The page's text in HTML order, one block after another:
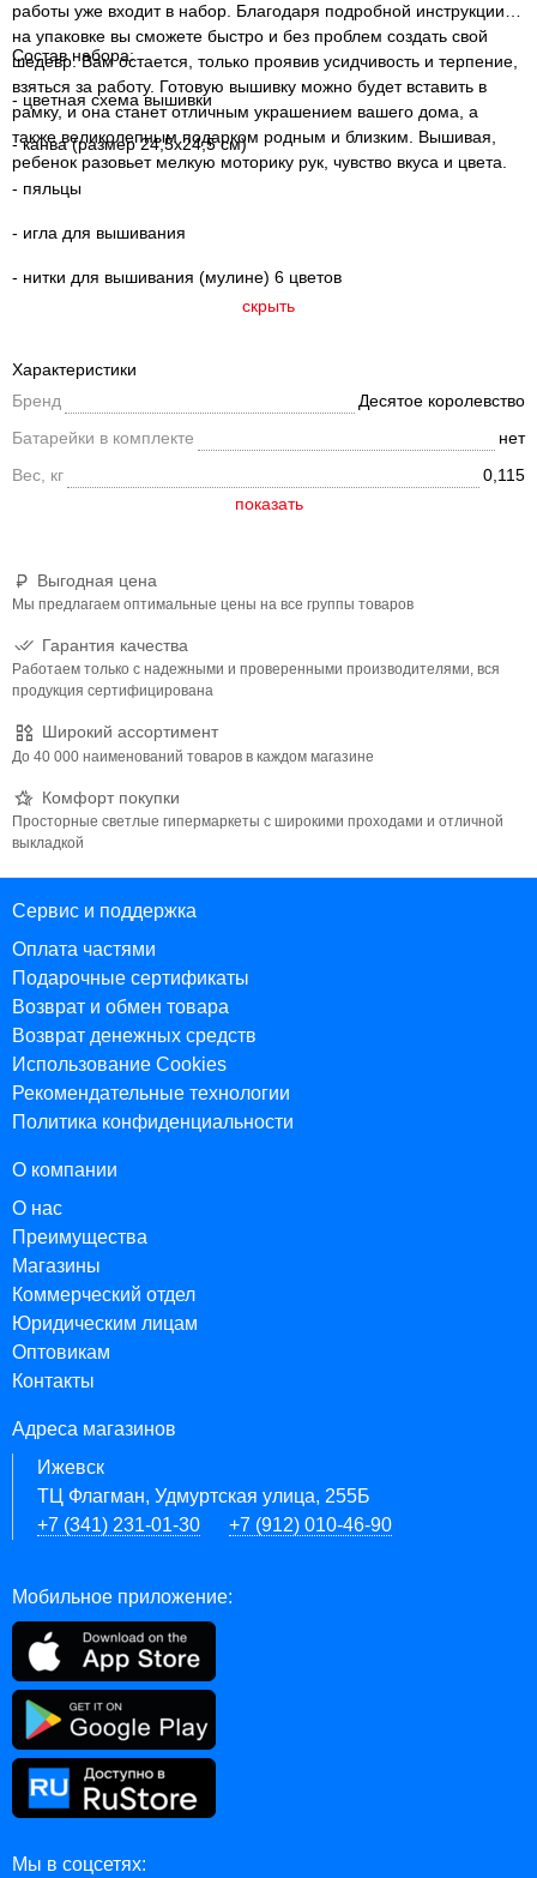
работы уже входит в набор. Благодаря подробной инструкции
на упаковке вы сможете быстро и без проблем создать свой
шедевр. Вам остается, только проявив усидчивость и терпение,
взяться за работу. Готовую вышивку можно будет вставить в
рамку, и она станет отличным украшением вашего дома, а
также великолепным подарком родным и близким. Вышивая,
ребенок разовьет мелкую моторику рук, чувство вкуса и цвета.
Состав набора:
- цветная схема вышивки
- канва (размер 24,5х24,5 см)
- пяльцы
- игла для вышивания
- нитки для вышивания (мулине) 6 цветов
скрыть
Выгодная цена
Мы предлагаем оптимальные цены на все группы товаров
Гарантия качества
Работаем только с надежными и проверенными производителями, вся
продукция сертифицирована
Широкий ассортимент
До 40 000 наименований товаров в каждом магазине
Комфорт покупки
Просторные светлые гипермаркеты с широкими проходами и отличной
выкладкой
Характеристики
Бренд
Десятое королевство
Батарейки в комплекте
нет
Вес, кг
0,115
Сервис и поддержка
Оплата частями
Подарочные сертификаты
Возврат и обмен товара
Возврат денежных средств
Использование Cookies
Рекомендательные технологии
Политика конфиденциальности
О компании
О нас
Преимущества
Магазины
Коммерческий отдел
Юридическим лицам
Оптовикам
Контакты
Адреса магазинов
Ижевск
ТЦ Флагман, Удмуртская улица, 255Б
+7 (341) 231-01-30
+7 (912) 010-46-90
Мобильное приложение:
Мы в соцсетях: